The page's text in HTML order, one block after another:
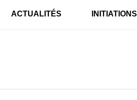
ACTUALITÉS INITIATIONS